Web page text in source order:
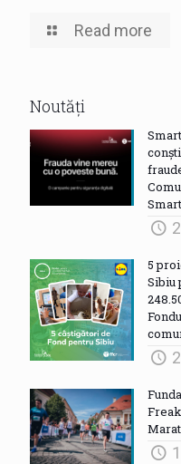
Read more
Noutăți
5
Sibiu